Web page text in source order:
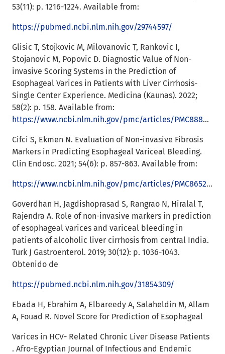
53(11): p. 1216-1224. Available from:
https://pubmed.ncbi.nlm.nih.gov/29744597/
Glisic T, Stojkovic M, Milovanovic T, Rankovic I,
Stojanovic M, Popovic D. Diagnostic Value of Non-
invasive Scoring Systems in the Prediction of
Esophageal Varices in Patients with Liver Cirrhosis-
Single Center Experience. Medicina (Kaunas). 2022;
58(2): p. 158. Available from:
https://www.ncbi.nlm.nih.gov/pmc/articles/PMC8880721/
Cifci S, Ekmen N. Evaluation of Non-invasive Fibrosis
Markers in Predicting Esophageal Variceal Bleeding.
Clin Endosc. 2021; 54(6): p. 857-863. Available from:
https://www.ncbi.nlm.nih.gov/pmc/articles/PMC8652170/
Goverdhan H, Jagdishoprasad S, Rangrao N, Hiralal T,
Rajendra A. Role of non-invasive markers in prediction
of esophageal varices and variceal bleeding in
patients of alcoholic liver cirrhosis from central India.
Turk J Gastroenterol. 2019; 30(12): p. 1036-1043.
Obtenido de
https://pubmed.ncbi.nlm.nih.gov/31854309/
Ebada H, Ebrahim A, Elbareedy A, Salaheldin M, Allam
A, Fouad R. Novel Score for Prediction of Esophageal
Varices in HCV- Related Chronic Liver Disease Patients
. Afro-Egyptian Journal of Infectious and Endemic